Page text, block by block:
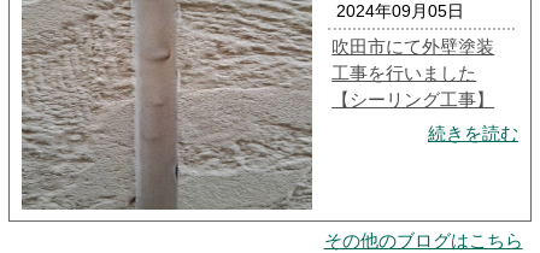
2024年09月05日
吹田市にて外壁塗装
工事を行いました
【シーリング工事】
続きを読む
その他のブログはこちら